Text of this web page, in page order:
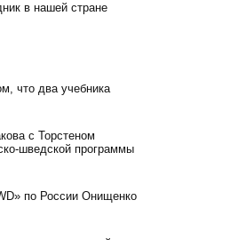
в нашей стране
что два учебника
с Торстеном
шведской программы
по России Онищенко